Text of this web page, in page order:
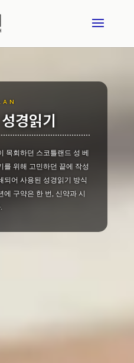
경읽기
목회하던 스코틀랜드 성 베
를 위해 고민하던 끝에 작성
되어 사용된 성경읽기 방식
구약은 한 번, 신약과 시